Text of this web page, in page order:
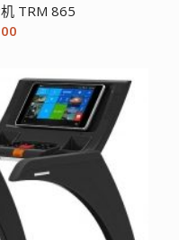
TRM 865